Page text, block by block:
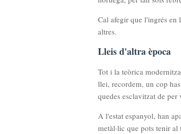
Cal afegir que l'ingrés
altres.
Lleis d'altra època
Tot i la teòrica
llei, recordem, un cop
quedes esclavitzat de
A l'estat espanyol, han
metàl·lic que pots tenir